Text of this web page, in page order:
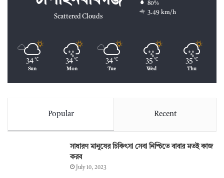
Scattered Clouds
80%
3.49 km/h
34 ℃
Sun
34 ℃
Mon
34 ℃
Tue
35 ℃
Wed
35 ℃
Thu
Popular Recent
সাধারণ মানুষের চিকিৎসা সেবা নিশ্চিতে বাবার মতই কাজ
করব
July 10, 2023